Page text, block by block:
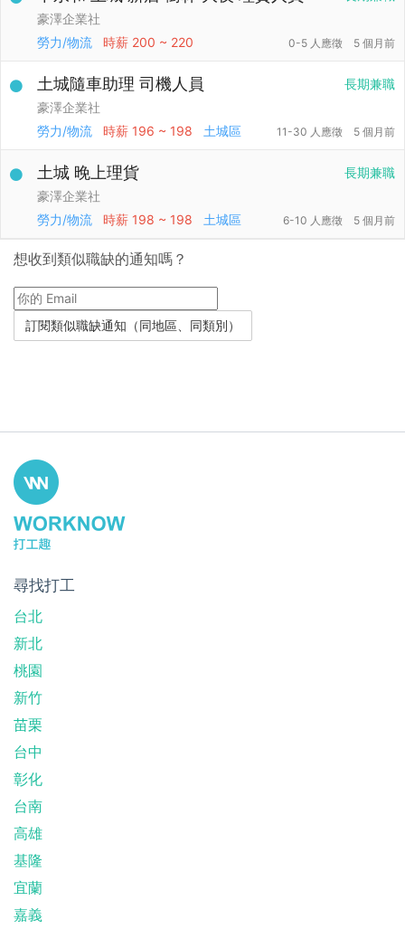
豪澤企業社
勞力/物流
時薪 200 ~ 220 0-5 人應徵 5 個月前
長期兼職
土城隨車助理 司機人員
豪澤企業社
勞力/物流
時薪 196 ~ 198 土城區 11-30 人應徵 5 個月前
長期兼職
土城 晚上理貨
豪澤企業社
勞力/物流
時薪 198 ~ 198 土城區 6-10 人應徵 5 個月前
想收到類似職缺的通知嗎？
尋找打工
台北
新北
桃園
新竹
苗栗
台中
彰化
台南
高雄
基隆
宜蘭
嘉義